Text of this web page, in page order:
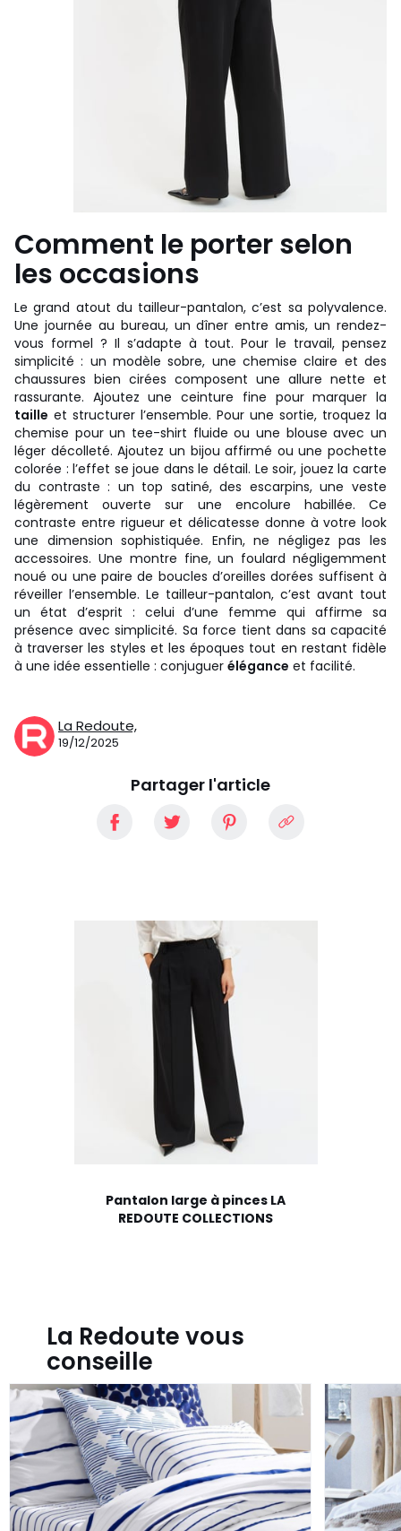
Comment le porter selon
les occasions
Le grand atout du tailleur-pantalon, c’est sa polyvalence.
Une journée au bureau, un dîner entre amis, un rendez-
vous formel ? Il s’adapte à tout. Pour le travail, pensez
simplicité : un modèle sobre, une chemise claire et des
chaussures bien cirées composent une allure nette et
rassurante. Ajoutez une ceinture fine pour marquer la
taille et structurer l’ensemble. Pour une sortie, troquez la
chemise pour un tee-shirt fluide ou une blouse avec un
léger décolleté. Ajoutez un bijou affirmé ou une pochette
colorée : l’effet se joue dans le détail. Le soir, jouez la carte
du contraste : un top satiné, des escarpins, une veste
légèrement ouverte sur une encolure habillée. Ce
contraste entre rigueur et délicatesse donne à votre look
une dimension sophistiquée. Enfin, ne négligez pas les
accessoires. Une montre fine, un foulard négligemment
noué ou une paire de boucles d’oreilles dorées suffisent à
réveiller l’ensemble. Le tailleur-pantalon, c’est avant tout
un état d’esprit : celui d’une femme qui affirme sa
présence avec simplicité. Sa force tient dans sa capacité
à traverser les styles et les époques tout en restant fidèle
à une idée essentielle : conjuguer élégance et facilité.
La Redoute,
19/12/2025
Partager l'article
Pantalon large à pinces LA
REDOUTE COLLECTIONS
La Redoute vous
conseille